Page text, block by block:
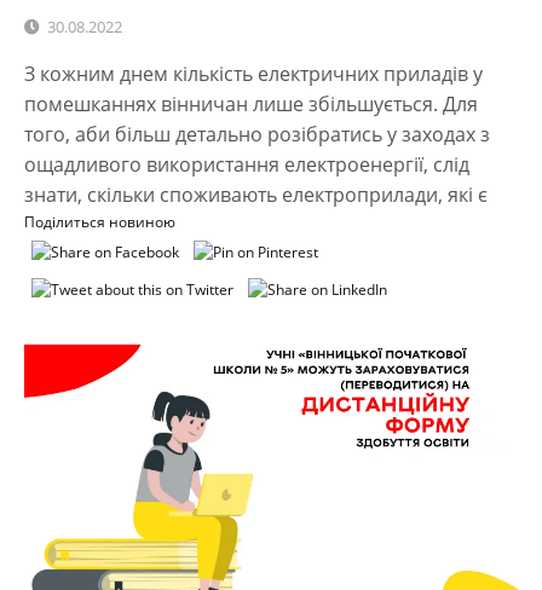
30.08.2022
З кожним днем кількість електричних приладів у
помешканнях вінничан лише збільшується. Для
того, аби більш детально розібратись у заходах з
ощадливого використання електроенергії, слід
знати, скільки споживають електроприлади, які є
Поділиться новиною